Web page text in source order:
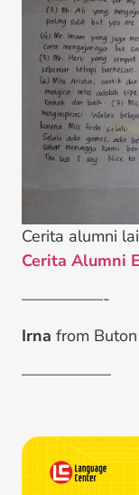
Cerita alumni
Cerita Alumni
—————-
Irna from Buton
—————–